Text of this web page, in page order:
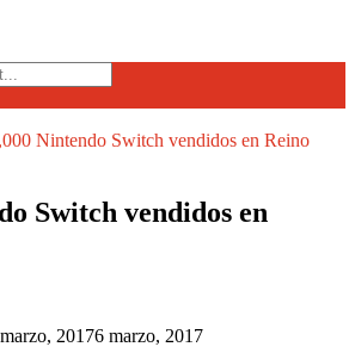
Nintendo Switch vendidos en Reino
Switch vendidos en
20176 marzo, 2017